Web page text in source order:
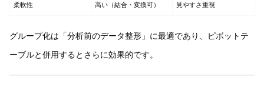
柔軟性 高い（結合・変換可） 見やすさ重視
グループ化は「分析前のデータ整形」に最適であり、ピボットテ
ーブルと併用するとさらに効果的です。